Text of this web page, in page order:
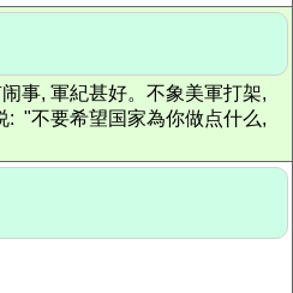
事, 軍紀甚好。不象美軍打架,
: "不要希望国家為你做点什么,